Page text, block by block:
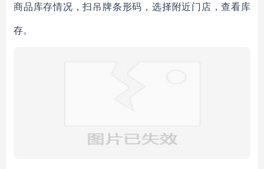
商品库存情况，扫吊牌条形码，选择附近门店，查看库
存。